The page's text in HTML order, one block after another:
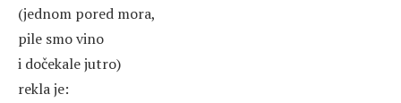
(jednom pored mora,
pile smo vino
i dočekale jutro)
rekla je: